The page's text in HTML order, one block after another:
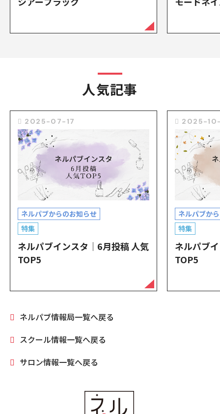
人気記事
2025-07-17
ネルパブからのお知らせ
特集
ネルパブインスタ｜6月投稿 人気
TOP5
2025-
ネルパブか
特集
ネルパブ
TOP5
ネルパブ情報局一覧へ戻る
スクール情報一覧へ戻る
サロン情報一覧へ戻る